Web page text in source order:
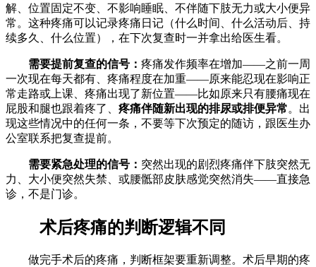
解、位置固定不变、不影响睡眠、不伴随下肢无力或大小便异
常。这种疼痛可以记录疼痛日记（什么时间、什么活动后、持
续多久、什么位置），在下次复查时一并拿出给医生看。
需要提前复查的信号： 疼痛发作频率在增加——之前一周
一次现在每天都有、疼痛程度在加重——原来能忍现在影响正
常走路或上课、疼痛出现了新位置——比如原来只有腰痛现在
屁股和腿也跟着疼了、 疼痛伴随新出现的排尿或排便异常。出
现这些情况中的任何一条，不要等下次预定的随访，跟医生办
公室联系把复查提前。
需要紧急处理的信号： 突然出现的剧烈疼痛伴下肢突然无
力、大小便突然失禁、或腰骶部皮肤感觉突然消失——直接急
诊，不是门诊。
术后疼痛的判断逻辑不同
做完手术后的疼痛，判断框架要重新调整。术后早期的疼